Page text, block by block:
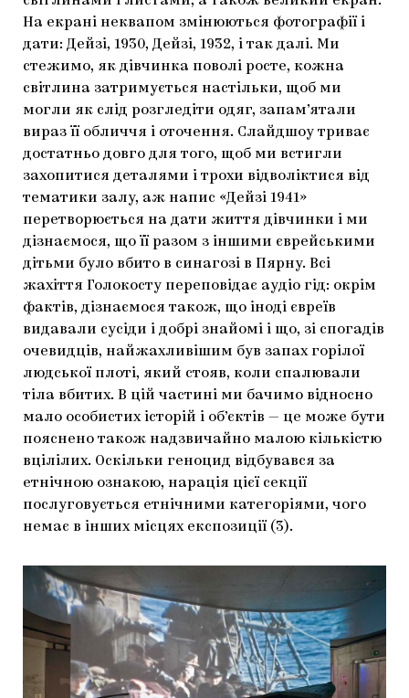
На екрані неквапом змінюються фотографії і
дати: Дейзі, 1930, Дейзі, 1932, і так далі. Ми
стежимо, як дівчинка поволі росте, кожна
світлина затримується настільки, щоб ми
могли як слід розгледіти одяг, запам’ятали
вираз її обличчя і оточення. Слайдшоу триває
достатньо довго для того, щоб ми встигли
захопитися деталями і трохи відволіктися від
тематики залу, аж напис «Дейзі 1941»
перетворюється на дати життя дівчинки і ми
дізнаємося, що її разом з іншими єврейськими
дітьми було вбито в синагозі в Пярну. Всі
жахіття Голокосту переповідає аудіо гід: окрім
фактів, дізнаємося також, що іноді євреїв
видавали сусіди і добрі знайомі і що, зі спогадів
очевидців, найжахливішим був запах горілої
людської плоті, який стояв, коли спалювали
тіла вбитих. В цій частині ми бачимо відносно
мало особистих історій і об’єктів — це може бути
пояснено також надзвичайно малою кількістю
вцілілих. Оскільки геноцид відбувався за
етнічною ознакою, нарація цієї секції
послуговується етнічними категоріями, чого
немає в інших місцях експозиції (3).